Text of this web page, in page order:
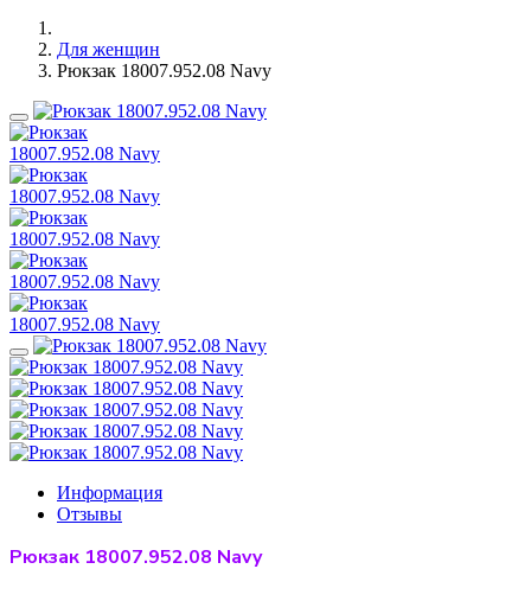
Для женщин
Рюкзак 18007.952.08 Navy
Информация
Отзывы
Рюкзак 18007.952.08 Navy